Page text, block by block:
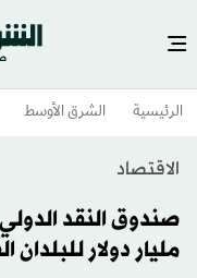
الرئيسية الشرق الأوسط​
الاقتصاد
صندوق النقد
مليار دولار للبلدان